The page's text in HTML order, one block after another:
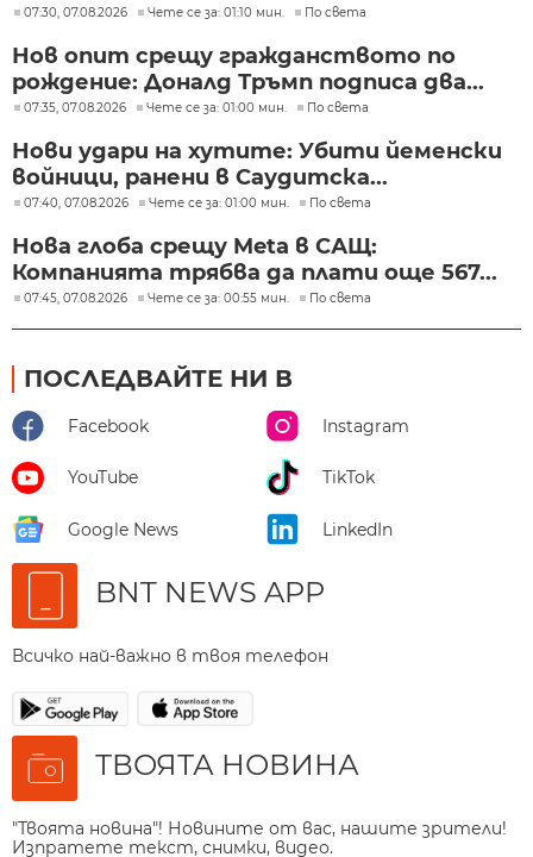
07:30, 07.08.2026 Чете се за: 01:10 мин. По света
Нов опит срещу гражданството по
рождение: Доналд Тръмп подписа два...
07:35, 07.08.2026 Чете се за: 01:00 мин. По света
Нови удари на хутите: Убити йеменски
войници, ранени в Саудитска...
07:40, 07.08.2026 Чете се за: 01:00 мин. По света
Нова глоба срещу Meta в САЩ:
Компанията трябва да плати още 567...
07:45, 07.08.2026 Чете се за: 00:55 мин. По света
ПОСЛЕДВАЙТЕ НИ В
Facebook Instagram
YouTube TikTok
Google News LinkedIn
BNT NEWS APP
Всичко най-важно в твоя телефон
ТВОЯТА НОВИНА
"Твоята новина"! Новините от вас, нашите зрители!
Изпратете текст, снимки, видео.